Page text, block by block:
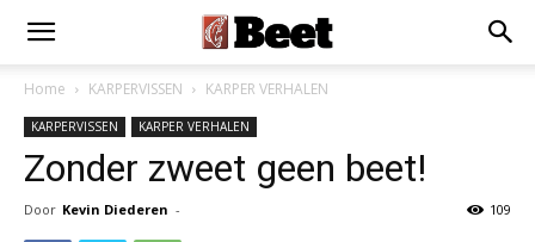
Home KARPERVISSEN KARPER VERHALEN
KARPERVISSEN KARPER VERHALEN
Zonder zweet geen beet!
Door Kevin Diederen - 109